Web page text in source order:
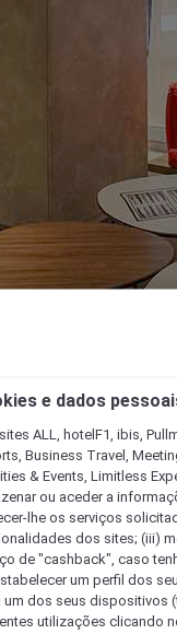
e dados
ALL, hotelF1, ibis,
Business Travel,
& Events, Limitless
ou aceder a
lhe os serviços
dos sites; (iii)
de "cashback", caso
um perfil dos
um dos seus dispositivos
utilizações clicando